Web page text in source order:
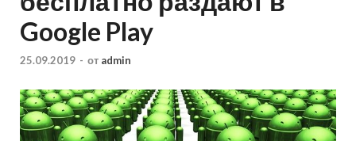
Google Play
25.09.2019 - от admin